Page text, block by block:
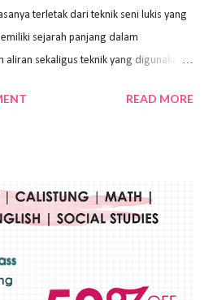
terletak dari teknik seni lukis yang
sejarah panjang dalam
aliran sekaligus teknik yang digunakan.
berbeda tentunya akan
air, cat akrilik, atau cat minyak dengan
Dengan memberikan sapuan warna
yang mempesona dan tentunya
Ciri-ciri teknik plakat, yaitu: Sapuan
READ MORE